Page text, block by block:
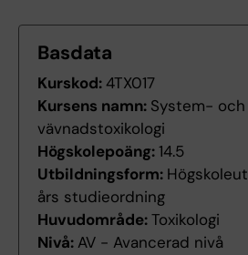
Basdata
Kurskod:4TX017
Kursens namn: System- och
vävnadstoxikologi
Högskolepoäng:14.5
Utbildningsform:
års studieordning
Huvudområde:Toxikologi
Nivå: AV - Avancerad nivå